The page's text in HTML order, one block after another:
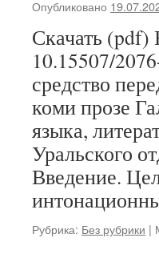
Опубликовано
Скачать (pdf)
10.15507/
средство
коми прозе
языка,
Уральского
Введение.
Рубрика: Без рубрики |